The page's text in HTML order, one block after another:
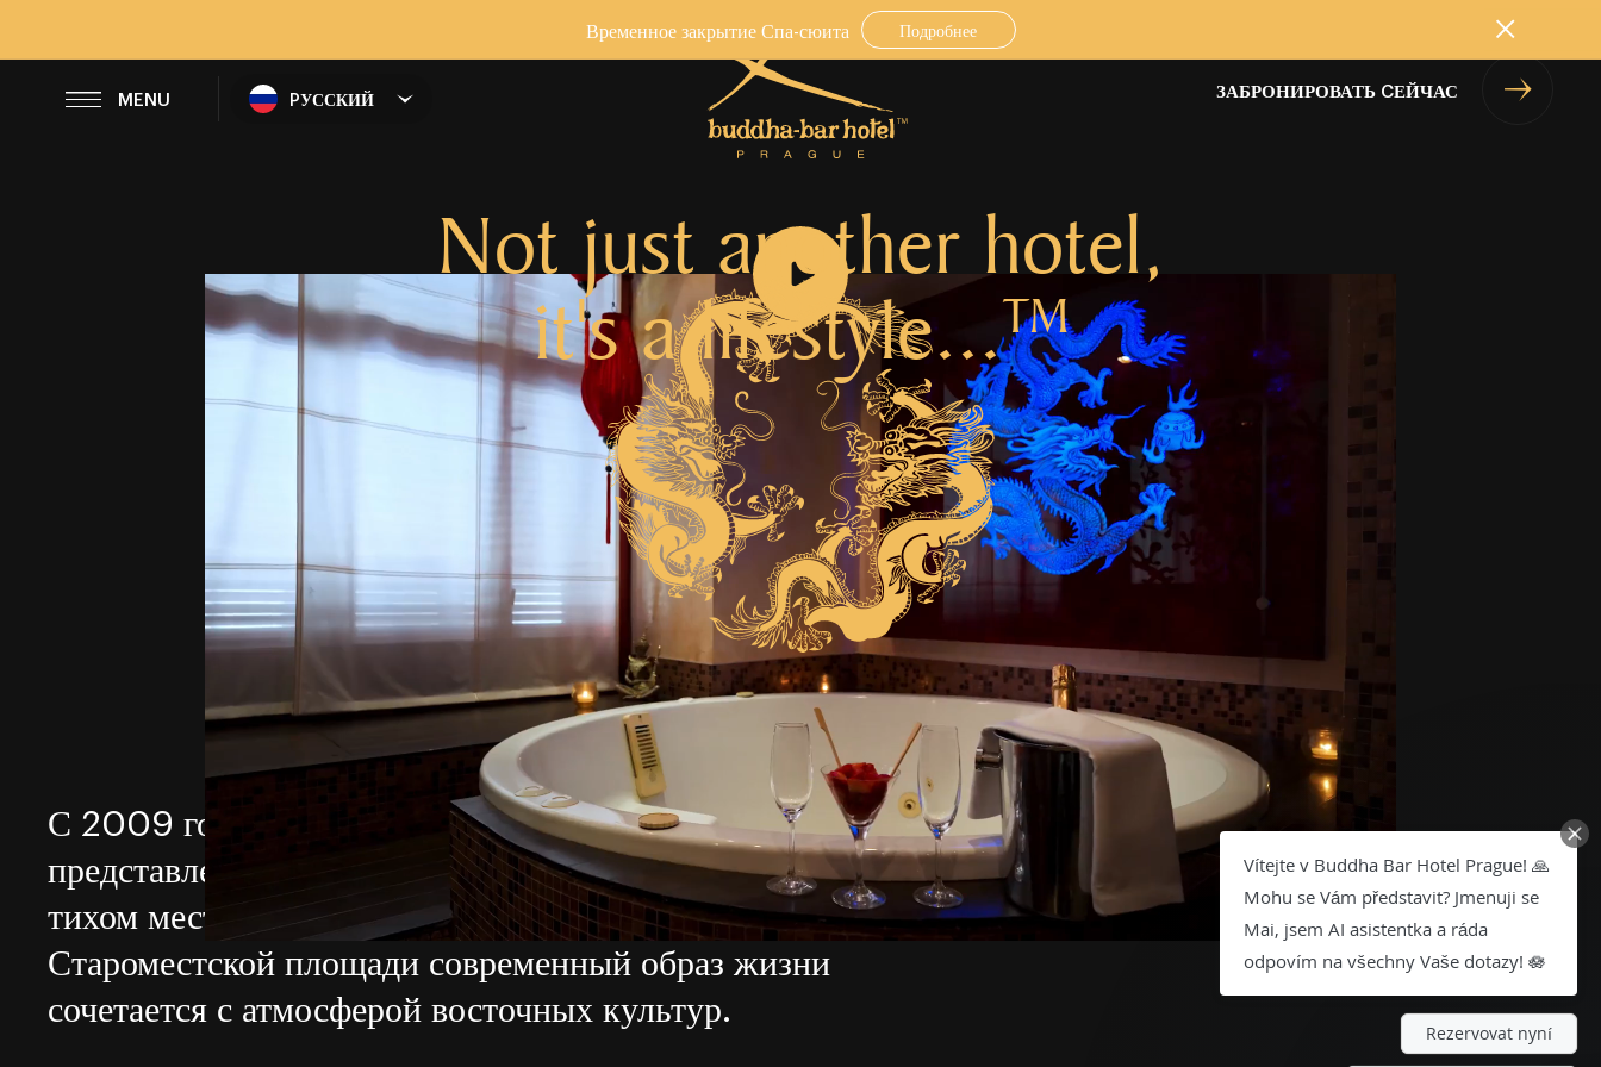
Not just another hotel,
it's a lifestyle...TM
С 2009 года отель Buddha⁠⁠⁠⁠⁠⁠⁠⁠⁠⁠-⁠⁠⁠⁠⁠⁠⁠⁠⁠⁠⁠⁠⁠⁠Bar Hotel Prague меняет
представление о современном жилье в центре города. В
тихом месте всего в нескольких шагах от
Староместской площади современный образ жизни
сочетается с атмосферой восточных культур.
ЗАКРЫВАТЬ
MENU PУССКИЙ ЗАБРОНИРОВАТЬ CЕЙЧАС
Временное закрытие Спа-сюита Подробнее Закрыть
Vítejte v Buddha Bar Hotel Prague! 🙏
Mohu se Vám představit? Jmenuji se
Mai, jsem AI asistentka a ráda
odpovím na všechny Vaše dotazy! 🪷
Rezervovat nyní